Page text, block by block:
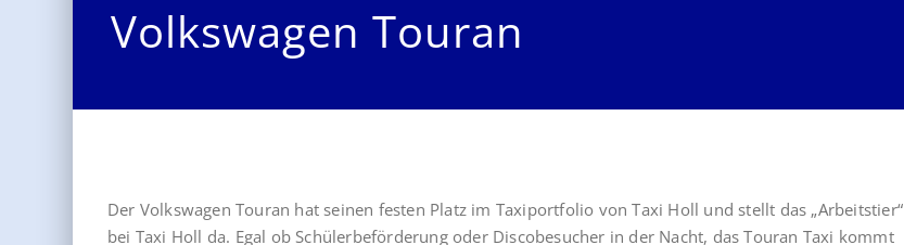
Volkswagen Touran
Der Volkswagen Touran hat seinen festen Platz im Taxiportfolio von Taxi Holl und stellt das „Arbeitstier“
bei Taxi Holl da. Egal ob Schülerbeförderung oder Discobesucher in der Nacht, das Touran Taxi kommt